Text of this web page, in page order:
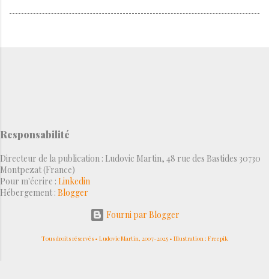
Responsabilité
Directeur de la publication : Ludovic Martin, 48 rue des Bastides 30730
Montpezat (France)
Pour m'écrire : Linkedin
Hébergement : Blogger
Fourni par Blogger
Tous droits réservés • Ludovic Martin, 2007-2025 • Illustration : Freepik